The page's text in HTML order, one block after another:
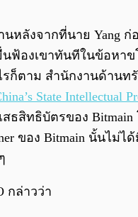
นหลังจากที่นาย Yang ก่
นฟ้องเขาทันทีในข้อหา
ก็ตาม สำนักงานด้านท
State Intellectual
สธสิทธิบัตรของ Bitmain
ของ Bitmain นั้นไม่ไ
กล่าวว่า